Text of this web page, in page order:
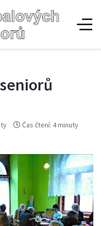
Čas čtení: 4 minuty